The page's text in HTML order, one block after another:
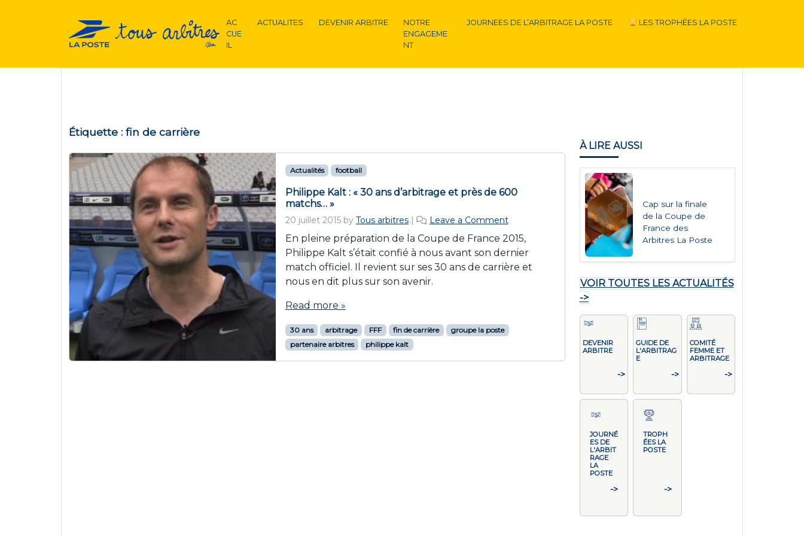
AC
CUE
IL
ACTUALITES DEVENIR ARBITRE
NOTRE
ENGAGEME
NT
JOURNEES DE L’ARBITRAGE LA POSTE LES TROPHÉES LA POSTE
Étiquette : fin de carrière
Actualités football
Philippe Kalt : « 30 ans d’arbitrage et près de 600
matchs… »
20 juillet 2015by Tous arbitres | Leave a Comment
En pleine préparation de la Coupe de France 2015,
Philippe Kalt s’était confié à nous avant son dernier
match officiel. Il revient sur ses 30 ans de carrière et
nous en dit plus sur son avenir.
Read more »
30 ans arbitrage FFF fin de carrière
groupe la poste
partenaire arbitres
philippe kalt
À LIRE AUSSI
Cap sur la finale
de la Coupe de
France des
Arbitres La Poste
VOIR TOUTES LES ACTUALITÉS
->
DEVENIR
ARBITRE
->
GUIDE DE
L'ARBITRAG
E
->
COMITÉ
FEMME ET
ARBITRAGE
->
JOURNÉ
ES DE
L'ARBIT
RAGE
LA
POSTE
->
TROPH
ÉES LA
POSTE
->